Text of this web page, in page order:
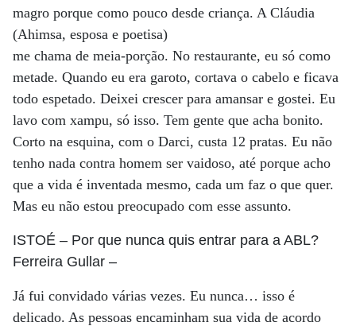
magro porque como pouco desde criança. A Cláudia
(Ahimsa, esposa e poetisa)
me chama de meia-porção. No restaurante, eu só como
metade. Quando eu era garoto, cortava o cabelo e ficava
todo espetado. Deixei crescer para amansar e gostei. Eu
lavo com xampu, só isso. Tem gente que acha bonito.
Corto na esquina, com o Darci, custa 12 pratas. Eu não
tenho nada contra homem ser vaidoso, até porque acho
que a vida é inventada mesmo, cada um faz o que quer.
Mas eu não estou preocupado com esse assunto.
ISTOÉ – Por que nunca quis entrar para a ABL?
Ferreira Gullar –
Já fui convidado várias vezes. Eu nunca… isso é
delicado. As pessoas encaminham sua vida de acordo